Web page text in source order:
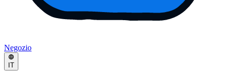
Negozio
IT